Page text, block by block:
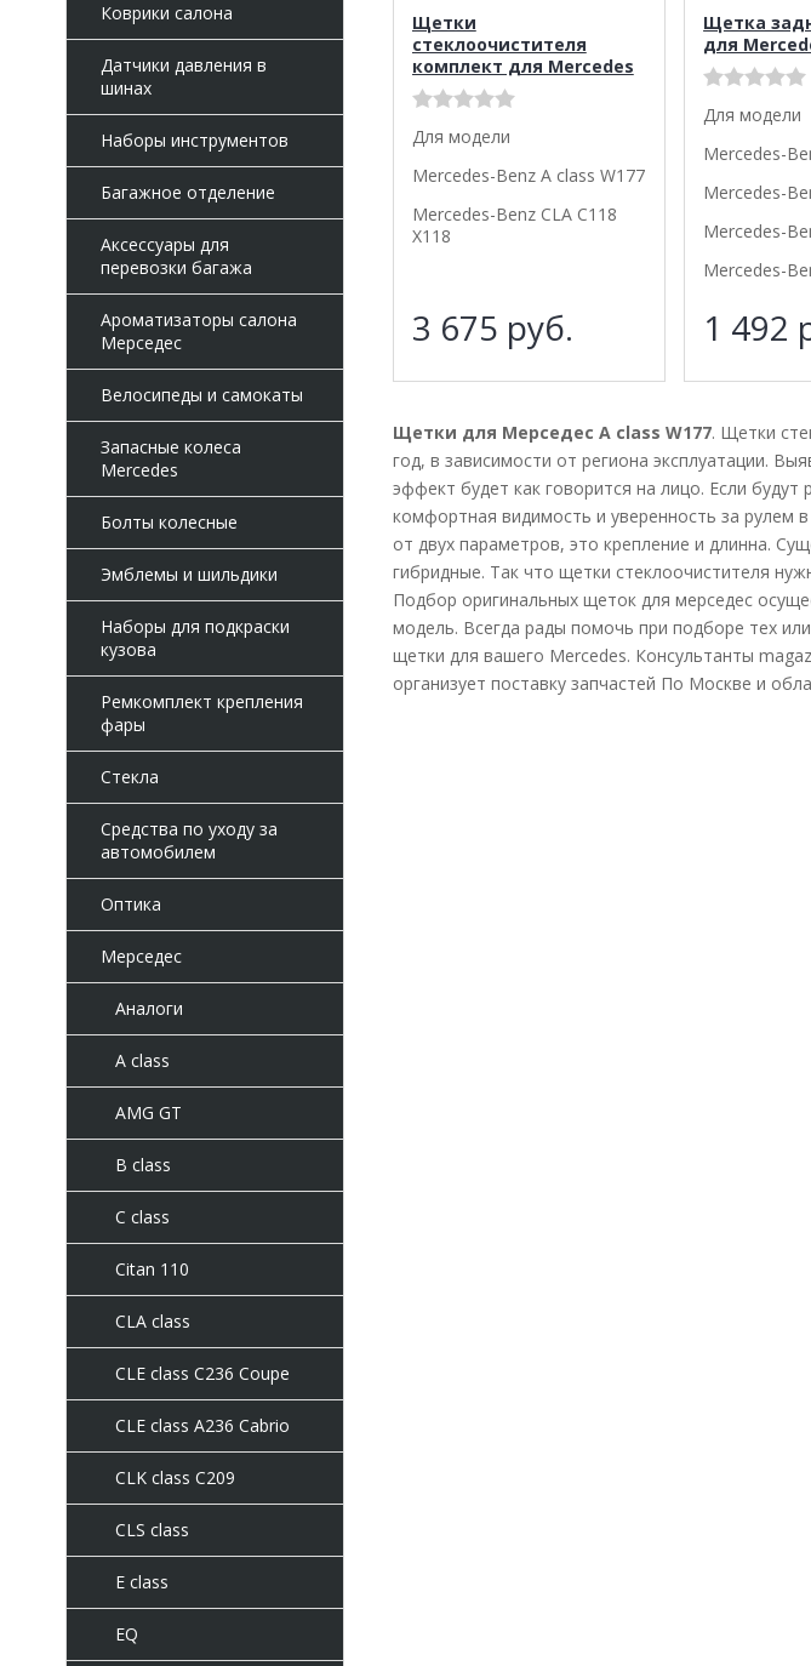
Коврики салона
Датчики давления в
шинах
Наборы инструментов
Багажное отделение
Аксессуары для
перевозки багажа
Ароматизаторы салона
Мерседес
Велосипеды и самокаты
Запасные колеса
Mercedes
Болты колесные
Эмблемы и шильдики
Наборы для подкраски
кузова
Ремкомплект крепления
фары
Стекла
Средства по уходу за
автомобилем
Оптика
Мерседес
Аналоги
A class
AMG GT
B class
C class
Citan 110
CLA class
CLE class C236 Coupe
CLE class A236 Cabrio
CLK class C209
CLS class
E class
EQ
Щетки
стеклоочистителя
комплект для Mercedes
Для модели
Mercedes-Benz A class W177
Mercedes-Benz CLA C118
X118
3 675 руб.
Щетка
для
Для модели
Mercedes-
Mercedes-
Mercedes-
Mercedes-
1 492
Щетки для Мерседес A class W177. Щетки
год, в зависимости от региона эксплуатации.
эффект будет как говорится на лицо. Если
комфортная видимость и уверенность за рулем
от двух параметров, это крепление и длинна.
гибридные. Так что щетки стеклоочистителя
Подбор оригинальных щеток для мерседес
модель. Всегда рады помочь при подборе тех
щетки для вашего Mercedes. Консультанты
организует поставку запчастей По Москве и